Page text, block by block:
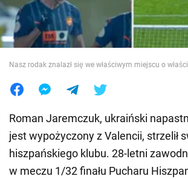
Świat
Jedzenie
Nasz rodak znalazł się we właściwym miejscu o
Roman Jaremczuk, ukraiński
jest wypożyczony z Valencii, strzelił
hiszpańskiego klubu. 28-letni
w meczu 1/32 finału Pucharu